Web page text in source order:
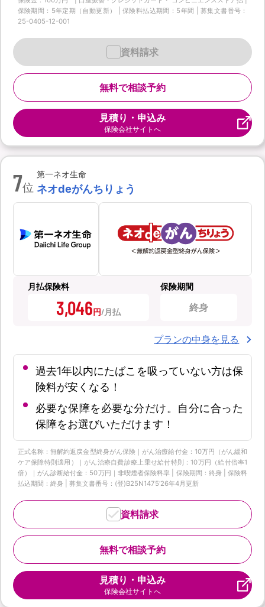
保険期間：5年定期（自動更新） | 保険料払込期間：5年間 | 募集文書番号：
25-0405-12-001
無料で相談予約
資料請求
見積り・申込み
保険会社サイトへ
7位
第一ネオ生命
ネオdeがんちりょう
月払保険料
3,046円
保険期間
終身
プランの中身を見る
過去1年以内にたばこを吸っていない方は保
険料が安くなる！
必要な保障を必要な分だけ。自分に合った
保障をお選びいただけます！
正式名称：無解約返戻金型終身がん保険｜がん治療給付金：10万円（がん緩和
ケア保障特則適用）｜がん治療自費診療上乗せ給付特則：10万円（給付倍率1
倍）｜がん診断給付金：50万円｜非喫煙者保険料率 | 保険期間：終身 | 保険料
払込期間：終身 | 募集文書番号：(登)B25N1475‘26年4月更新
無料で相談予約
資料請求
見積り・申込み
保険会社サイトへ